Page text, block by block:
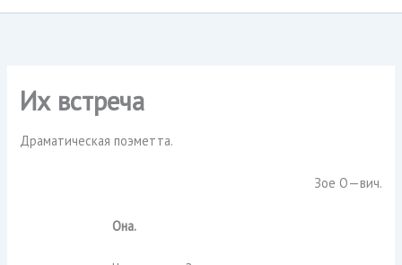
Их встреча
Драматическая поэметта.
Зое О—вич.
Она.